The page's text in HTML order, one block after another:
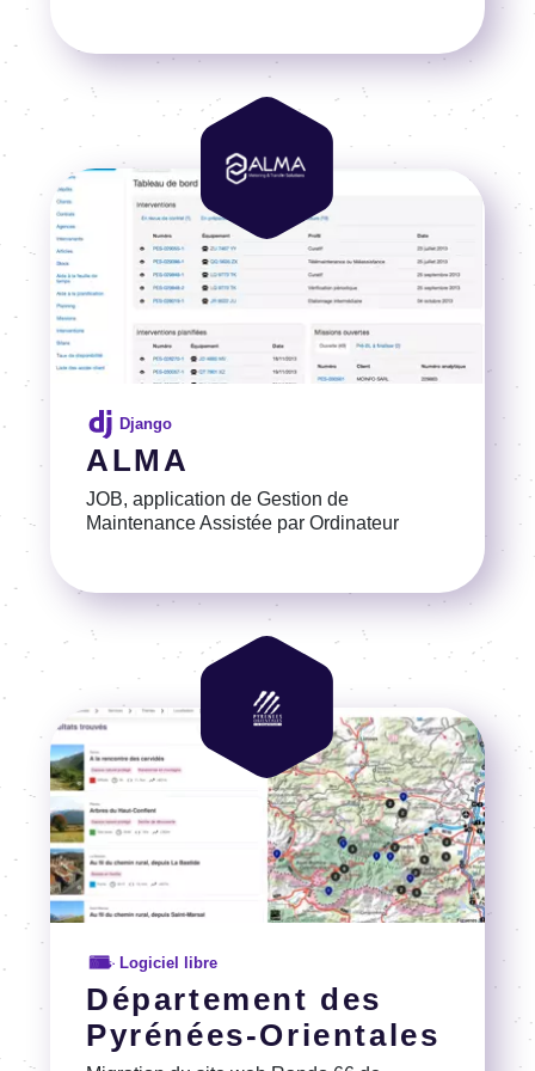
Voir la référence
ALMA
JOB, application de Gestion de
Maintenance Assistée par Ordinateur
Django
Voir la référence
Image
Image
Département des
Pyrénées-Orientales
Logiciel libre
Image
Image